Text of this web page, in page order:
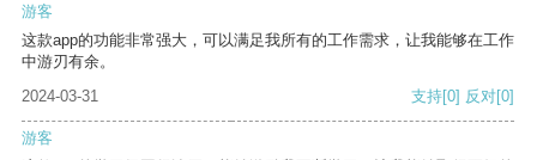
游客
这款app的功能非常强大，可以满足我所有的工作需求，让我能够在工作
中游刃有余。
2024-03-31
支持[0] 反对[0]
游客